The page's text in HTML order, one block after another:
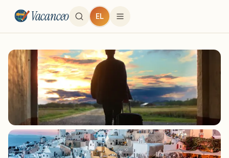
Vacanceo EL